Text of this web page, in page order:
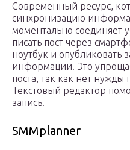
Современный ресурс,
синхронизацию
моментально соединяет
писать пост через
ноутбук и опубликовать
информации. Это
поста, так как нет нужды
Текстовый редактор
запись.
SMMplanner